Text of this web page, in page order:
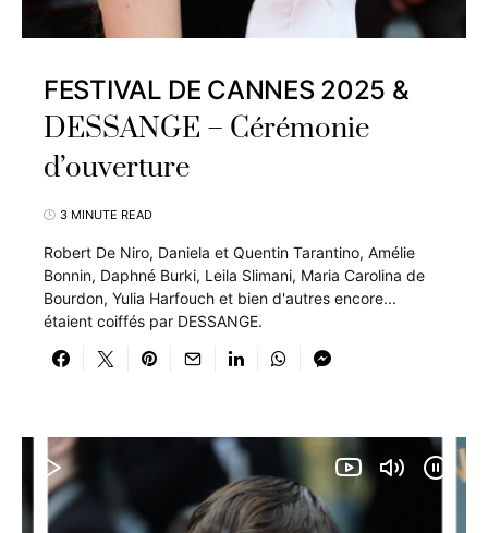
FESTIVAL DE CANNES 2025 &
DESSANGE – Cérémonie
d’ouverture
3 MINUTE READ
Robert De Niro, Daniela et Quentin Tarantino, Amélie
Bonnin, Daphné Burki, Leila Slimani, Maria Carolina de
Bourdon, Yulia Harfouch et bien d'autres encore...
étaient coiffés par DESSANGE.